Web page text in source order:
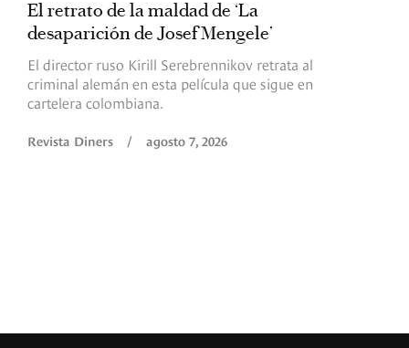
El retrato de la maldad de ‘La
desaparición de Josef Mengele’
El director ruso Kirill Serebrennikov retrata al
criminal alemán en esta película que sigue en
cartelera colombiana.
Revista Diners / agosto 7, 2026